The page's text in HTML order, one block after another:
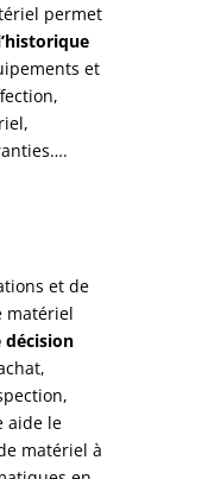
permet
et
et de
matériel
décision
aide le
matériel à